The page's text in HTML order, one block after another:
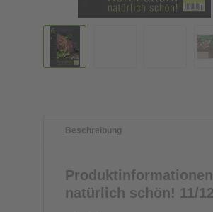
Beschreibung
natürlich schön! 11/